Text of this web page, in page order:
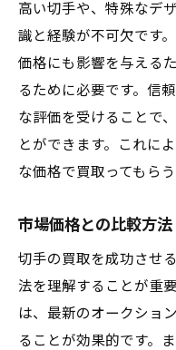
高い切手や、特殊なデ
識と経験が不可欠です
価格にも影響を与える
るために必要です。信
な評価を受けることで
とができます。これに
な価格で買取ってもら
市場価格との比較方法
切手の買取を成功させ
法を理解することが重
は、最新のオークショ
ることが効果的です。